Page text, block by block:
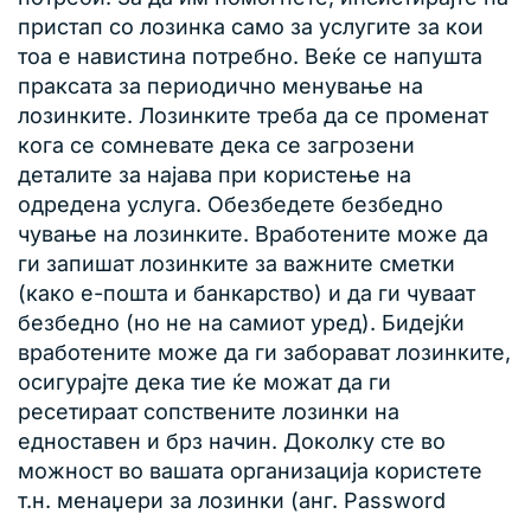
пристап со лозинка само за услугите за кои
тоа е навистина потребно. Веќе се напушта
праксата за периодично менување на
лозинките. Лозинките треба да се променат
кога се сомневате дека се загрозени
деталите за најава при користење на
одредена услуга. Обезбедете безбедно
чување на лозинките. Вработените може да
ги запишат лозинките за важните сметки
(како е-пошта и банкарство) и да ги чуваат
безбедно (но не на самиот уред). Бидејќи
вработените може да ги заборават лозинките,
осигурајте дека тие ќе можат да ги
ресетираат сопствените лозинки на
едноставен и брз начин. Доколку сте во
можност во вашата организација користете
т.н. менаџери за лозинки (анг. Password